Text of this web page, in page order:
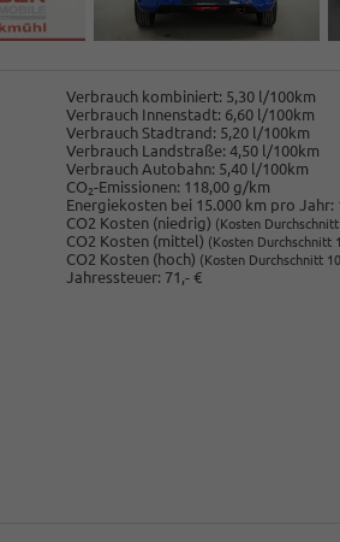
Verbrauch kombiniert: 5,30 l/100km
Verbrauch Innenstadt: 6,60 l/100km
Verbrauch Stadtrand: 5,20 l/100km
Verbrauch Landstraße: 4,50 l/100km
Verbrauch Autobahn: 5,40 l/100km
CO2-Emissionen: 118,00 g/km
Energiekosten bei 15.000 km pro Jahr:
CO2 Kosten (niedrig) (Kosten
CO2 Kosten (mittel) (Kosten Durchschnitt
CO2 Kosten (hoch) (Kosten Durchschnitt
Jahressteuer: 71,- €